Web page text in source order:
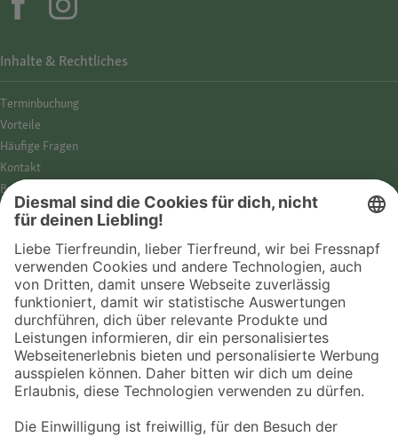
Inhalte & Rechtliches
Termin­buchung
Vorteile
Häufige Fragen
Kontakt
Barrierefreiheit
Impressum
Datenschutz­hinweise
Cookies
AGB
Entdecke Fressnapf
Tierversicherung
GPS-Tracker
Fressnapf Salon
Online-Shop